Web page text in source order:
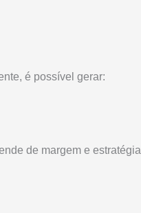
é possível gerar:
de margem e estratégia